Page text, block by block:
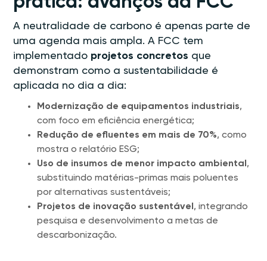
A neutralidade de carbono é apenas parte de
uma agenda mais ampla. A FCC tem
implementado projetos concretos que
demonstram como a sustentabilidade é
aplicada no dia a dia:
Modernização de equipamentos industriais,
com foco em eficiência energética;
Redução de efluentes em mais de 70%, como
mostra o relatório ESG;
Uso de insumos de menor impacto ambiental ,
substituindo matérias-primas mais poluentes
por alternativas sustentáveis;
Projetos de inovação sustentável , integrando
pesquisa e desenvolvimento a metas de
descarbonização.